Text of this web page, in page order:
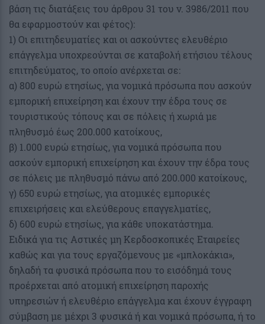
βάση τις διατάξεις του άρθρου 31 του ν. 3986/2011 που
θα εφαρμοστούν και φέτος):
1) Οι επιτηδευματίες και οι ασκούντες ελευθέριο
επάγγελμα υποχρεούνται σε καταβολή ετήσιου τέλους
επιτηδεύματος, το οποίο ανέρχεται σε:
α) 800 ευρώ ετησίως, για νομικά πρόσωπα που ασκούν
εμπορική επιχείρηση και έχουν την έδρα τους σε
τουριστικούς τόπους και σε πόλεις ή χωριά με
πληθυσμό έως 200.000 κατοίκους,
β) 1.000 ευρώ ετησίως, για νομικά πρόσωπα που
ασκούν εμπορική επιχείρηση και έχουν την έδρα τους
σε πόλεις με πληθυσμό πάνω από 200.000 κατοίκους,
γ) 650 ευρώ ετησίως, για ατομικές εμπορικές
επιχειρήσεις και ελεύθερους επαγγελματίες,
δ) 600 ευρώ ετησίως, για κάθε υποκατάστημα.
Ειδικά για τις Αστικές μη Κερδοσκοπικές Εταιρείες
καθώς και για τους εργαζόμενους με «μπλοκάκια»,
δηλαδή τα φυσικά πρόσωπα που το εισόδημά τους
προέρχεται από ατομική επιχείρηση παροχής
υπηρεσιών ή ελευθέριο επάγγελμα και έχουν έγγραφη
σύμβαση με μέχρι 3 φυσικά ή και νομικά πρόσωπα, ή το